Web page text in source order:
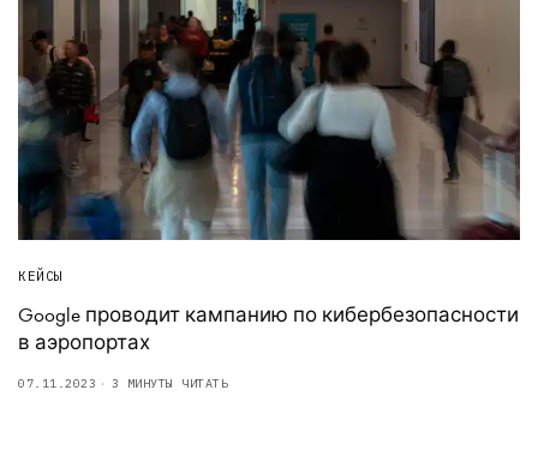
КЕЙСЫ
Google проводит кампанию по кибербезопасности
в аэропортах
07.11.2023 3 МИНУТЫ ЧИТАТЬ